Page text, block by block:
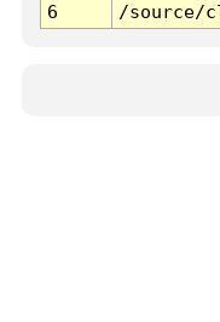
6
/source/